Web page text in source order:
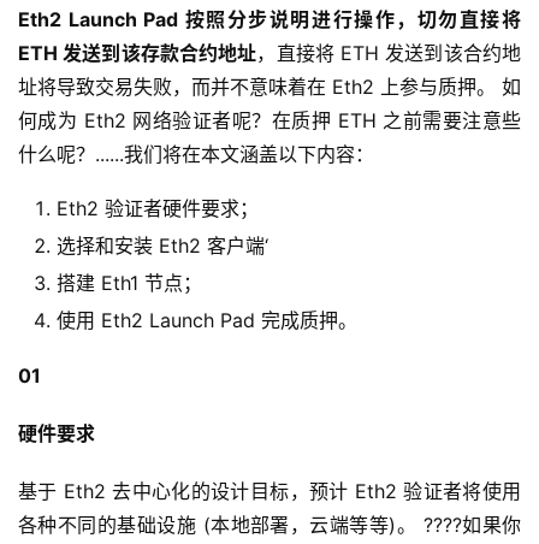
Eth2 Launch Pad 按照分步说明进行操作，切勿直接将
ETH 发送到该存款合约地址，直接将 ETH 发送到该合约地
址将导致交易失败，而并不意味着在 Eth2 上参与质押。 如
何成为 Eth2 网络验证者呢？在质押 ETH 之前需要注意些
什么呢？......我们将在本文涵盖以下内容：
Eth2 验证者硬件要求；
选择和安装 Eth2 客户端‘
搭建 Eth1 节点；
使用 Eth2 Launch Pad 完成质押。
01
硬件要求
基于 Eth2 去中心化的设计目标，预计 Eth2 验证者将使用
各种不同的基础设施 (本地部署，云端等等)。 ????如果你